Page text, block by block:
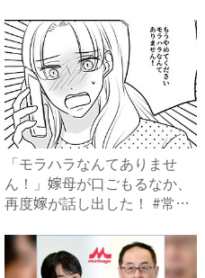
「モラハラなんてありませ
ん！」嫁母が口ごもるなか、
再度嫁が話し出した！ #常識